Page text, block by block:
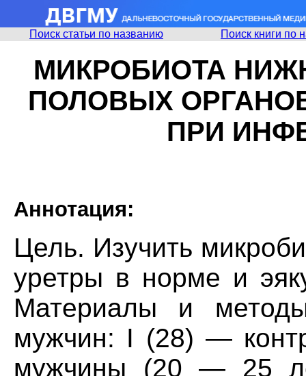
Поиск статьи по названию Поиск книги по
МИКРОБИОТА
ПОЛОВЫХ
ПРИ
Аннотация:
Цель. Изучить
уретры в норме и
Материалы и
мужчин: I (28) —
мужчины (20 — 25